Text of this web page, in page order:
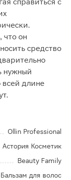
что он
средство
нужный
всей длине
Ollin Professional
Астория Косметик
Beauty Family
Бальзам для волос